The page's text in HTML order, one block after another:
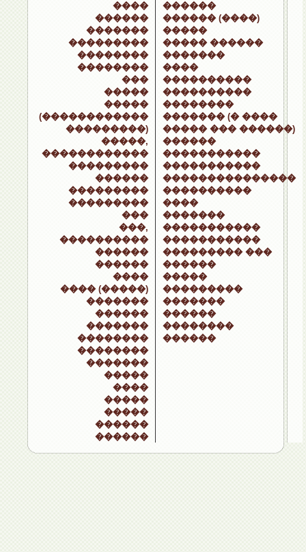
����
������
�������
���������
��������
��������
���
�����
�����
(������������
���������)
�����,
������������
���������
������
���������
���������
���
���,
����������
������
������
����
���� (�����)
�������
������
�������
��������
��������
�������
�����
����
�����
�����
������
������
������
������ (����)
�����
����� ������
�������
����
����������
����������
��������
������� (� ����
����� ��� ������)
������
�����������
�����������
���������������
����������
����
�������
�����������
�����������
��������� ���
������
�����
���������
�������
������
��������
������